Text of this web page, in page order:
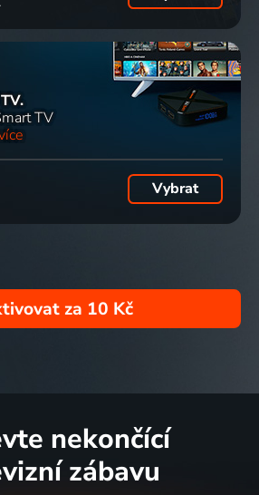
TV
Vybrat
za 10 Kč
nekončící
zábavu